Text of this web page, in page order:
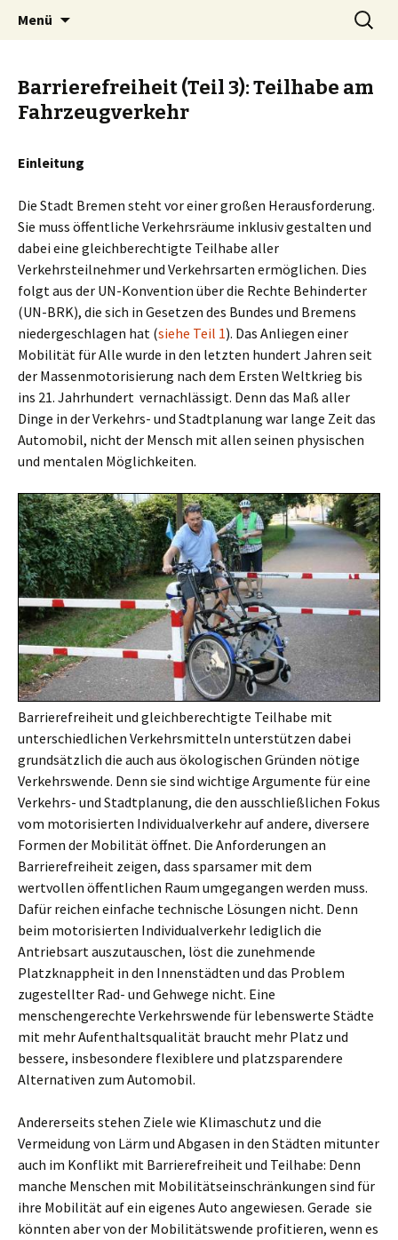
BREMENIZE
Menü
Suchen
nach:
Barrierefreiheit (Teil 3): Teilhabe am
Fahrzeugverkehr
Einleitung
Die Stadt Bremen steht vor einer großen Herausforderung.
Sie muss öffentliche Verkehrsräume inklusiv gestalten und
dabei eine gleichberechtigte Teilhabe aller
Verkehrsteilnehmer und Verkehrsarten ermöglichen. Dies
folgt aus der UN-Konvention über die Rechte Behinderter
(UN-BRK), die sich in Gesetzen des Bundes und Bremens
niedergeschlagen hat (siehe Teil 1). Das Anliegen einer
Mobilität für Alle wurde in den letzten hundert Jahren seit
der Massenmotorisierung nach dem Ersten Weltkrieg bis
ins 21. Jahrhundert vernachlässigt. Denn das Maß aller
Dinge in der Verkehrs- und Stadtplanung war lange Zeit das
Automobil, nicht der Mensch mit allen seinen physischen
und mentalen Möglichkeiten.
Barrierefreiheit und gleichberechtigte Teilhabe mit
unterschiedlichen Verkehrsmitteln unterstützen dabei
grundsätzlich die auch aus ökologischen Gründen nötige
Verkehrswende. Denn sie sind wichtige Argumente für eine
Verkehrs- und Stadtplanung, die den ausschließlichen Fokus
vom motorisierten Individualverkehr auf andere, diversere
Formen der Mobilität öffnet. Die Anforderungen an
Barrierefreiheit zeigen, dass sparsamer mit dem
wertvollen öffentlichen Raum umgegangen werden muss.
Dafür reichen einfache technische Lösungen nicht. Denn
beim motorisierten Individualverkehr lediglich die
Antriebsart auszutauschen, löst die zunehmende
Platzknappheit in den Innenstädten und das Problem
zugestellter Rad- und Gehwege nicht. Eine
menschengerechte Verkehrswende für lebenswerte Städte
mit mehr Aufenthaltsqualität braucht mehr Platz und
bessere, insbesondere flexiblere und platzsparendere
Alternativen zum Automobil.
Andererseits stehen Ziele wie Klimaschutz und die
Vermeidung von Lärm und Abgasen in den Städten mitunter
auch im Konflikt mit Barrierefreiheit und Teilhabe: Denn
manche Menschen mit Mobilitätseinschränkungen sind für
ihre Mobilität auf ein eigenes Auto angewiesen. Gerade sie
könnten aber von der Mobilitätswende profitieren, wenn es